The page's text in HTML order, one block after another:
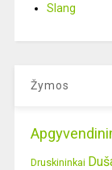
Slang
Žymos
Druskininkai